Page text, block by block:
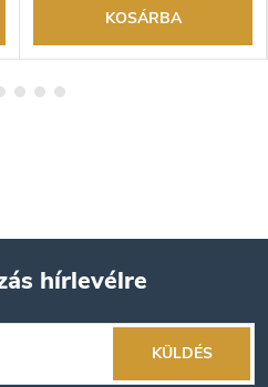
KOSÁRBA
hírlevélre
KÜLDÉS